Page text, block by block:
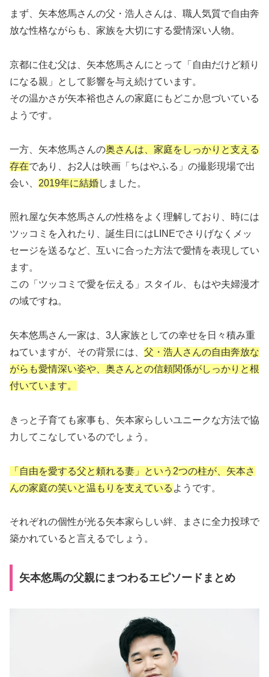
まず、矢本悠馬さんの父・浩人さんは、職人気質で自由奔
放な性格ながらも、家族を大切にする愛情深い人物。
京都に住む父は、矢本悠馬さんにとって「自由だけど頼り
になる親」として影響を与え続けています。
その温かさが矢本裕也さんの家庭にもどこか息づいている
ようです。
一方、矢本悠馬さんの奥さんは、家庭をしっかりと支える
存在であり、お2人は映画「ちはやふる」の撮影現場で出
会い、 2019年に結婚しました。
照れ屋な矢本悠馬さんの性格をよく理解しており、時には
ツッコミを入れたり、誕生日にはLINEでさりげなくメッ
セージを送るなど、互いに合った方法で愛情を表現してい
ます。
この「ツッコミで愛を伝える」スタイル、もはや夫婦漫才
の域ですね。
矢本悠馬さん一家は、3人家族としての幸せを日々積み重
ねていますが、その背景には、 父・浩人さんの自由奔放な
がらも愛情深い姿や、奥さんとの信頼関係がしっかりと根
付いています。
きっと子育ても家事も、矢本家らしいユニークな方法で協
力してこなしているのでしょう。
「自由を愛する父と頼れる妻」という2つの柱が、矢本さ
んの家庭の笑いと温もりを支えている ようです。
それぞれの個性が光る矢本家らしい絆、まさに全力投球で
築かれていると言えるでしょう。
矢本悠馬の父親にまつわるエピソードまとめ